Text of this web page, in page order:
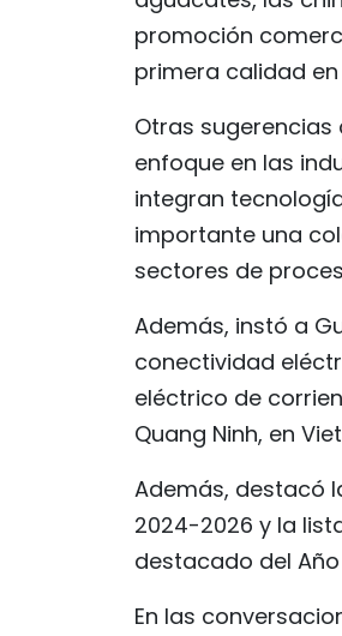
promoción
primera calidad en
Otras
enfoque en las
integran
importante una
sectores de
Además, instó a
conectividad
eléctrico de
Quang Ninh, en
Además, destacó
2024-2026 y la
destacado del
En las